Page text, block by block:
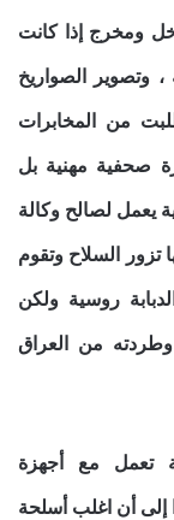
ومخرج إذا كانت
وتصوير الصواريخ
من المخابرات
صحفية مهنية بل
يعمل لصالح وكالة
تزور السلاح وتقوم
روسية ولكن
من العراق
تعمل مع أجهزة
إلى أن اغلب أسلحة